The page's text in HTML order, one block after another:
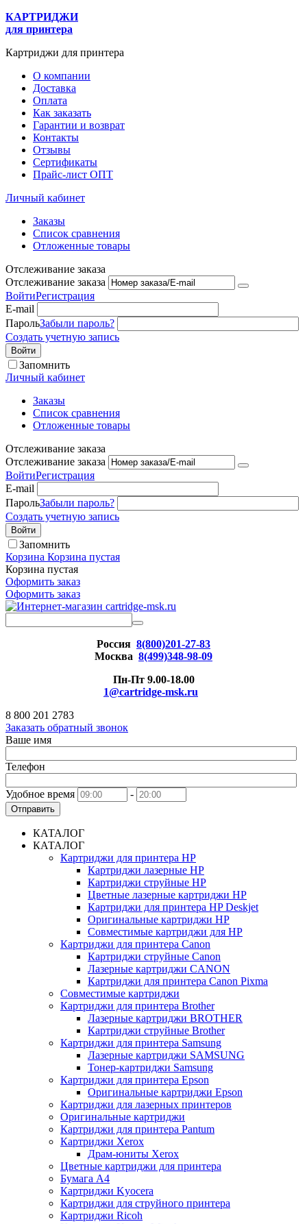
КАРТРИДЖИ
для принтера
Картриджи для принтера
О компании
Доставка
Оплата
Как заказать
Гарантии и возврат
Контакты
Отзывы
Сертификаты
Прайс-лист ОПТ
Личный кабинет
Заказы
Список сравнения
Отложенные товары
Отслеживание заказа
Отслеживание заказа
ВойтиРегистрация
E-mail
ПарольЗабыли пароль?
Создать учетную запись
Войти
Запомнить
Личный кабинет
Заказы
Список сравнения
Отложенные товары
Отслеживание заказа
Отслеживание заказа
ВойтиРегистрация
E-mail
ПарольЗабыли пароль?
Создать учетную запись
Войти
Запомнить
Корзина Корзина пустая
Корзина пустая
Оформить заказ
Оформить заказ
Россия 8(800)201-27-83
Москва 8(499)348-98-09
Пн-Пт 9.00-18.00
1@cartridge-msk.ru
8 800 201 2783
Заказать обратный звонок
Ваше имя
Телефон
Удобное время -
Отправить
КАТАЛОГ
КАТАЛОГ
Картриджи для принтера HP
Картриджи лазерные HP
Картриджи струйные HP
Цветные лазерные картриджи HP
Картриджи для принтера HP Deskjet
Оригинальные картриджи HP
Совместимые картриджи для HP
Картриджи для принтера Canon
Картриджи струйные Canon
Лазерные картриджи CANON
Картриджи для принтера Canon Pixma
Совместимые картриджи
Картриджи для принтера Brother
Лазерные картриджи BROTHER
Картриджи струйные Brother
Картриджи для принтера Samsung
Лазерные картриджи SAMSUNG
Тонер-картриджи Samsung
Картриджи для принтера Epson
Оригинальные картриджи Epson
Картриджи для лазерных принтеров
Оригинальные картриджи
Картриджи для принтера Pantum
Картриджи Xerox
Драм-юниты Xerox
Цветные картриджи для принтера
Бумага А4
Картриджи Kyocera
Картриджи для струйного принтера
Картриджи Ricoh